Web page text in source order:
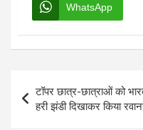
WhatsApp
navigation
टॉपर छात्र-छात्राओं को
हरी झंडी दिखाकर किया